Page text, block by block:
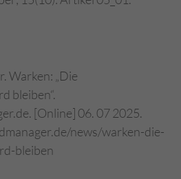
Warken: „Die
bleiben“.
[Online] 06. 07 2025.
news/warken-die-
bleiben